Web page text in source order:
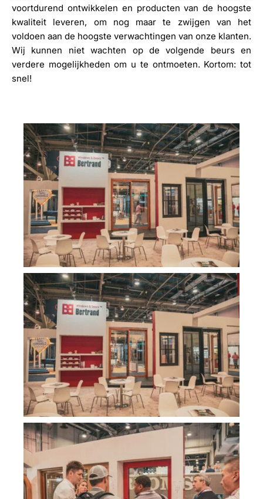
voortdurend ontwikkelen en producten van de hoogste
kwaliteit leveren, om nog maar te zwijgen van het
voldoen aan de hoogste verwachtingen van onze klanten.
Wij kunnen niet wachten op de volgende beurs en
verdere mogelijkheden om u te ontmoeten. Kortom: tot
snel!